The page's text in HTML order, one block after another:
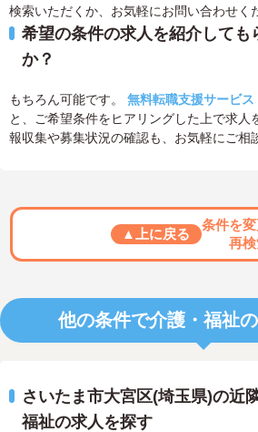
検索いただくか、お気軽にお問い合わせく
希望の条件の求人を紹介しても
か？
もちろん可能です。 無料転職支援サービス
と、ご希望条件をヒアリングした上で求人
報収集や募集状況の確認も、お気軽にご相
▲上に戻る
条件を
再
他の条件で介護・福祉
さいたま市大宮区(埼玉県)の近
福祉の求人を探す